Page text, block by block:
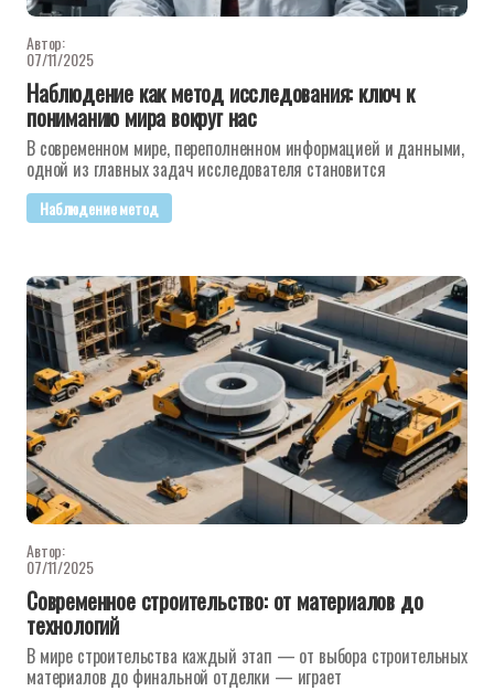
Автор:
07/11/2025
Наблюдение как метод исследования: ключ к
пониманию мира вокруг нас
В современном мире, переполненном информацией и данными,
одной из главных задач исследователя становится
Наблюдение метод
Автор:
07/11/2025
Современное строительство: от материалов до
технологий
В мире строительства каждый этап — от выбора строительных
материалов до финальной отделки — играет